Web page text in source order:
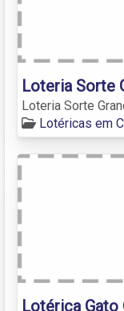
Loteria Sorte
Loteria Sorte
Lotéricas em
Lotérica Gato